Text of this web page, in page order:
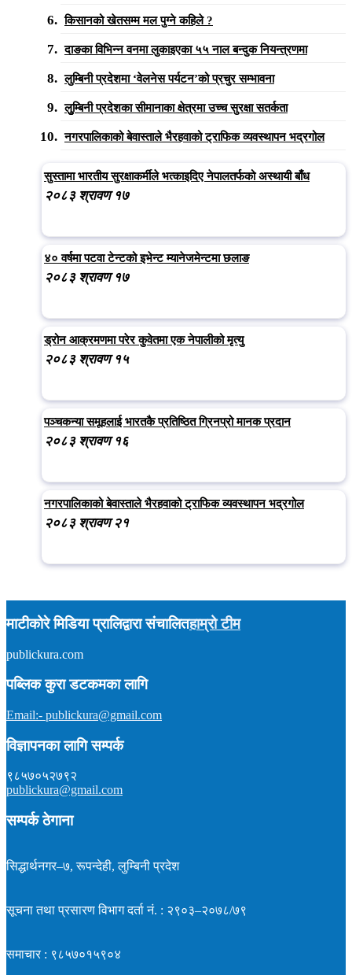
किसानको खेतसम्म मल पुग्ने कहिले ?
दाङका विभिन्न वनमा लुकाइएका ५५ नाल बन्दुक नियन्त्रणमा
लुम्बिनी प्रदेशमा ‘वेलनेस पर्यटन’को प्रचुर सम्भावना
लुुम्बिनी प्रदेशका सीमानाका क्षेत्रमा उच्च सुरक्षा सतर्कता
नगरपालिकाको बेवास्ताले भैरहवाको ट्राफिक व्यवस्थापन भद्रगोल
सुस्तामा भारतीय सुरक्षाकर्मीले भत्काइदिए नेपालतर्फको अस्थायी बाँध
२०८३ श्रावण १७
४० वर्षमा पटवा टेन्टको इभेन्ट म्यानेजमेन्टमा छलाङ
२०८३ श्रावण १७
ड्रोन आक्रमणमा परेर कुवेतमा एक नेपालीको मृत्यु
२०८३ श्रावण १५
पञ्चकन्या समूहलाई भारतकै प्रतिष्ठित ग्रिनप्रो मानक प्रदान
२०८३ श्रावण १६
नगरपालिकाको बेवास्ताले भैरहवाको ट्राफिक व्यवस्थापन भद्रगोल
२०८३ श्रावण २१
माटीकोरे मिडिया प्रालिद्वारा संचालित
publickura.com
पब्लिक कुरा डटकमका लागि
Email:- publickura@gmail.com
विज्ञापनका लागि सम्पर्क
९८५७०५२७९२
publickura@gmail.com
हाम्रो टीम
सम्पर्क ठेगाना
सिद्धार्थनगर–७, रूपन्देही, लुम्बिनी प्रदेश
सूचना तथा प्रसारण विभाग दर्ता नं. : २९०३–२०७८/७९
समाचार : ९८५७०१५९०४